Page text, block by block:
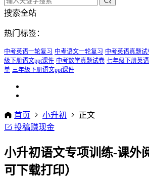
搜索全站
热门标签：
中考英语一轮复习 中考语文一轮复习 中考英语真题试
级下册语文ppt课件 中考数学真题试卷 七年级下册英
单 三年级下册语文ppt课件
首页 小升初
正文
投稿赚现金
小升初语文专项训练-课外
可下载打印）